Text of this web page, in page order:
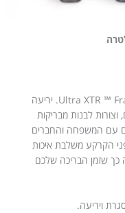
הגדל את חווית הבריכה שלך עם בריכת Ultra XTR ™ Frame. יריעה
לבנות מבריקות
עם המשפחה והחברים
הקרקע משלבת איכות
כך שזמן הבריכה שלכם
ויריעה.